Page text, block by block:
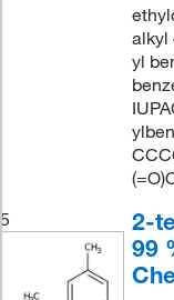
alkyl
yl
5
2-
99